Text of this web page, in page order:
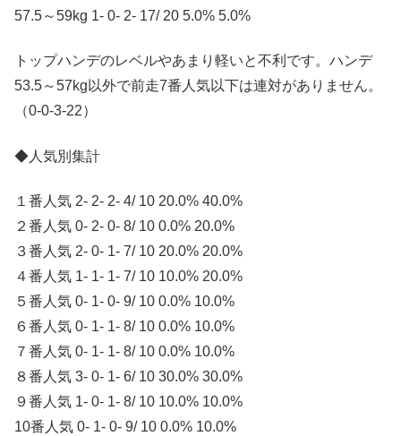
57.5～59kg 1- 0- 2- 17/ 20 5.0% 5.0%
トップハンデのレベルやあまり軽いと不利です。ハンデ
53.5～57kg以外で前走7番人気以下は連対がありません。
（0-0-3-22）
◆人気別集計
１番人気 2- 2- 2- 4/ 10 20.0% 40.0%
２番人気 0- 2- 0- 8/ 10 0.0% 20.0%
３番人気 2- 0- 1- 7/ 10 20.0% 20.0%
４番人気 1- 1- 1- 7/ 10 10.0% 20.0%
５番人気 0- 1- 0- 9/ 10 0.0% 10.0%
６番人気 0- 1- 1- 8/ 10 0.0% 10.0%
７番人気 0- 1- 1- 8/ 10 0.0% 10.0%
８番人気 3- 0- 1- 6/ 10 30.0% 30.0%
９番人気 1- 0- 1- 8/ 10 10.0% 10.0%
10番人気 0- 1- 0- 9/ 10 0.0% 10.0%